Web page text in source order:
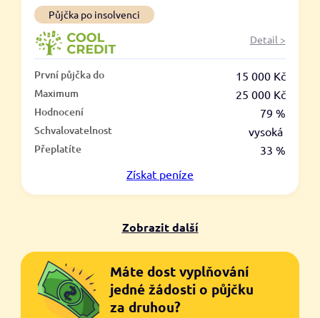
Půjčka po insolvenci
Detail >
První půjčka do 15 000 Kč
Maximum 25 000 Kč
Hodnocení 79 %
Schvalovatelnost vysoká
Přeplatíte
33 %
Získat peníze
Zobrazit další
Máte dost vyplňování
jedné žádosti o půjčku
za druhou?